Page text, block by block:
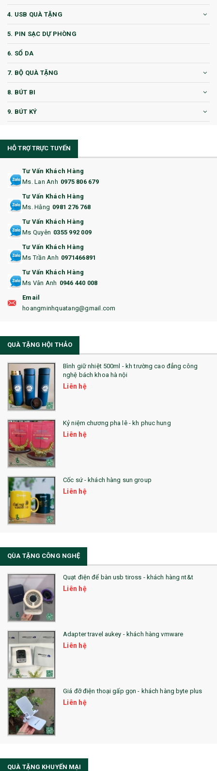
4. USB QUÀ TẶNG
5. PIN SẠC DỰ PHÒNG
6. SỔ DA
7. BỘ QUÀ TẶNG
8. BÚT BI
9. BÚT KÝ
11. CỐC/BÌNH GIỮ NHIỆT
12. BÌNH NƯỚC
14. HỘP/VÍ ĐỰNG NAMECARD
15. BỘ BẤM MÓNG
16. BAO HỘ CHIẾU
18. ẤM CHÉN QUÀ TẶNG
19. ĐỒNG HỒ TREO TƯỜNG
22. ĐỒNG HỒ ĐỂ BÀN
23. QÙA TẶNG ĐỘC ĐÁO
24. QÙA TẶNG PHA LÊ
25. QUÀ TẶNG GLASSLOCK
26. QUÀ TẶNG LUMINARC
28. BỘ ĐỒ ĂN CAO CẤP
29. MÓC KHOÁ
31. TÚI VẢI KHÔNG DỆT
32. TÚI VẢI BỐ
33. MŨ LƯỠI TRAI
36. QUẠT NHỰA QUẢNG CÁO
QUÀ TẶNG KHUYẾN MẠI
QUÀ TẶNG SX NHANH
QUÀ TẶNG HỘI THẢO
QUÀ TẶNG CÔNG NGHỆ
SẢN PHẨM ĐÃ THỰC HIỆN
QUÀ TẶNG SỨC KHỎE
SẢN PHẨM MỚI 2021
Sổ Sạc Đa Năng
La Fonte
HỖ TRỢ TRỰC TUYẾN
Tư Vấn Khách Hàng
Ms. Lan Anh 0975 806 679
Tư Vấn Khách Hàng
Ms. Hằng 0981 276 768
Tư Vấn Khách Hàng
Ms Quyên 0355 992 009
Tư Vấn Khách Hàng
Ms Trần Anh 0971466891
Tư Vấn Khách Hàng
Ms Vân Anh 0946 440 008
Email
hoangminhquatang@gmail.com
QUÀ TẶNG HỘI THẢO
Bình giữ nhiệt 500ml - kh trường cao đẳng công
nghệ bách khoa hà nội
Liên hệ
Kỷ niệm chương pha lê - kh phuc hung
Liên hệ
Cốc sứ - khách hàng sun group
Liên hệ
QÙA TẶNG CÔNG NGHỆ
Quạt điện để bàn usb tiross - khách hàng nt&t
Liên hệ
Adapter travel aukey - khách hàng vmware
Liên hệ
Giá đỡ điện thoại gấp gọn - khách hàng byte plus
Liên hệ
QUÀ TẶNG KHUYẾN MẠI